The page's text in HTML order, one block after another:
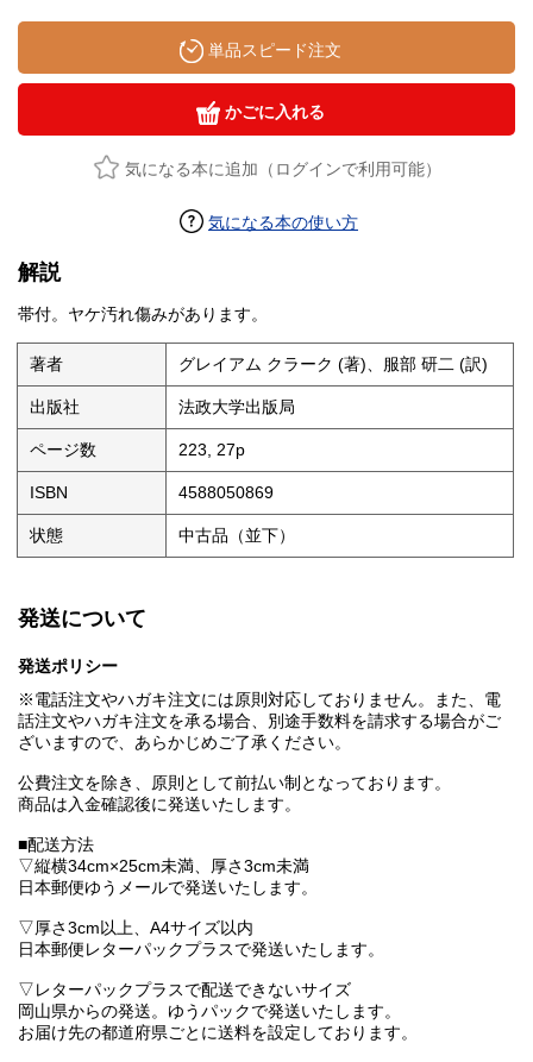
単品スピード注文
かごに入れる
気になる本に追加（ログインで利用可能）
気になる本の使い方
解説
帯付。ヤケ汚れ傷みがあります。
著者 グレイアム クラーク (著)、服部 研二 (訳)
出版社 法政大学出版局
ページ数 223, 27p
ISBN 4588050869
状態 中古品（並下）
発送について
発送ポリシー
※電話注文やハガキ注文には原則対応しておりません。また、電
話注文やハガキ注文を承る場合、別途手数料を請求する場合がご
ざいますので、あらかじめご了承ください。
公費注文を除き、原則として前払い制となっております。
商品は入金確認後に発送いたします。
■配送方法
▽縦横34cm×25cm未満、厚さ3cm未満
日本郵便ゆうメールで発送いたします。
▽厚さ3cm以上、A4サイズ以内
日本郵便レターパックプラスで発送いたします。
▽レターパックプラスで配送できないサイズ
岡山県からの発送。ゆうパックで発送いたします。
お届け先の都道府県ごとに送料を設定しております。